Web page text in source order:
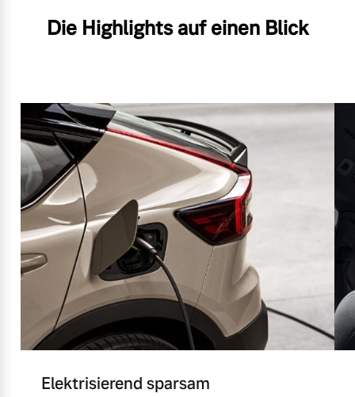
Die Highlights auf einen Blick
Elektrisierend sparsam